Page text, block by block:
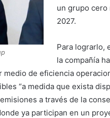
un grupo
2027.
Para lograrlo,
la compañía
de eficiencia
“a medida que exista
a través de la
ya participan en un